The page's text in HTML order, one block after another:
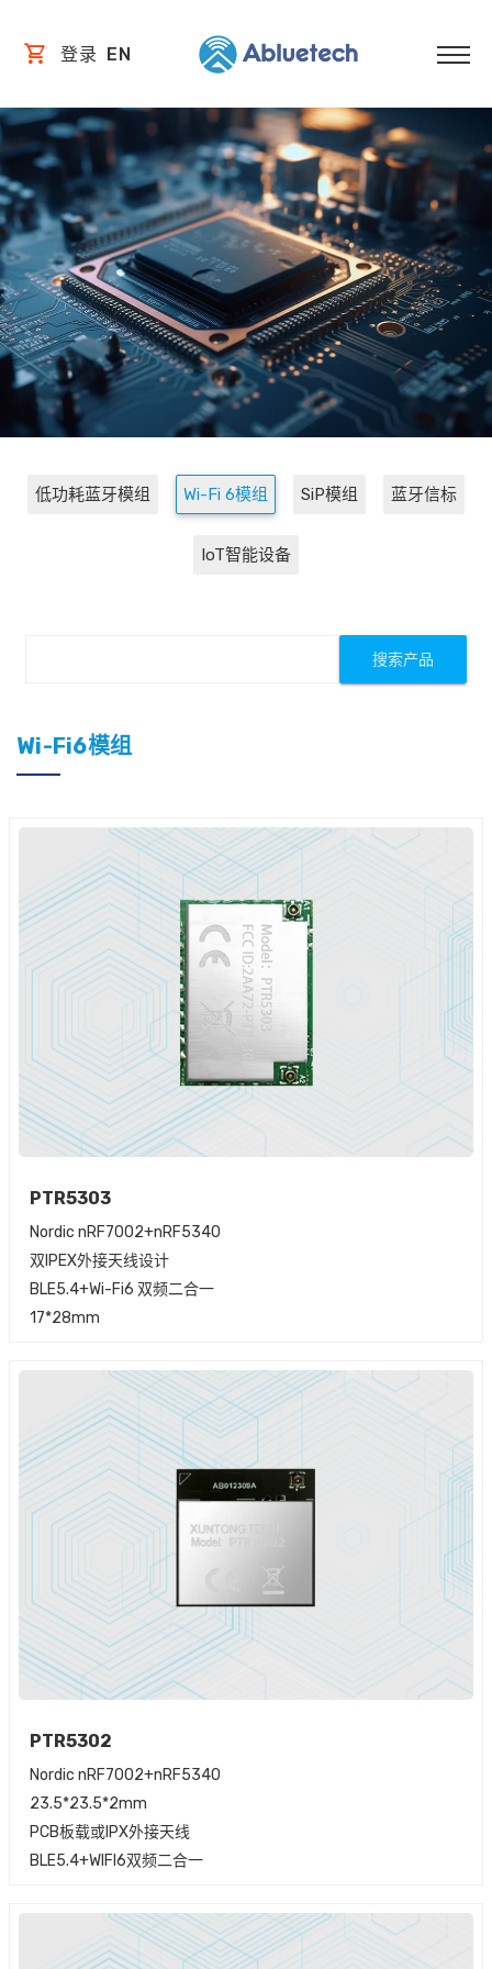
登录 EN
低功耗蓝牙模组 Wi-Fi 6模组 SiP模组 蓝牙信标
IoT智能设备
Wi-Fi6模组
PTR5303
Nordic nRF7002+nRF5340
双IPEX外接天线设计
BLE5.4+Wi-Fi6 双频二合一
17*28mm
PTR5302
Nordic nRF7002+nRF5340
23.5*23.5*2mm
PCB板载或IPX外接天线
BLE5.4+WIFI6双频二合一